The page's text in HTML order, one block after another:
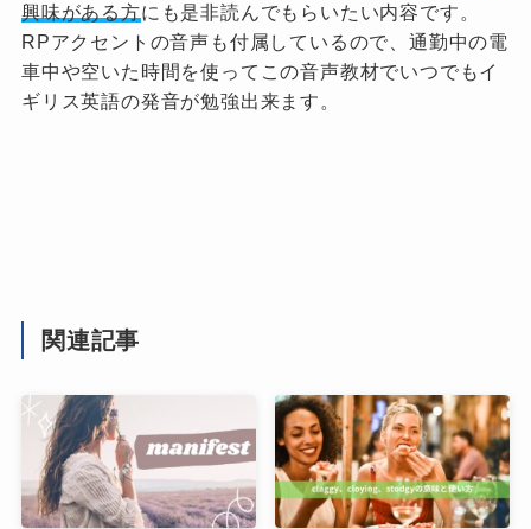
興味がある方にも是非読んでもらいたい内容です。
RPアクセントの音声も付属しているので、通勤中の電
車中や空いた時間を使ってこの音声教材でいつでもイ
ギリス英語の発音が勉強出来ます。
関連記事